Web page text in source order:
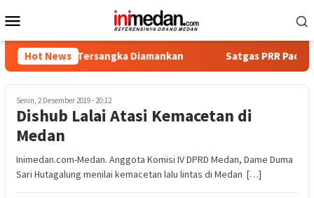
ke
Mobile
Hot News
Tersangka Diamankan Satgas PRR Pacu Realisasi
Senin, 2 Desember 2019 - 20:12
Dishub Lalai Atasi Kemacetan di
Medan
Inimedan.com-Medan. Anggota Komisi IV DPRD Medan, Dame Duma
Sari Hutagalung menilai kemacetan lalu lintas di Medan […]